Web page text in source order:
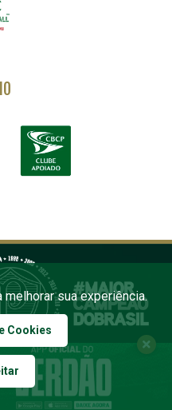
OS DIREITOS RESERVADOS
sua experiência.
Cookies
FOURSYS